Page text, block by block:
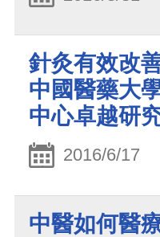
針灸有效改
中國醫藥大
中心卓越研
2016/6/17
中醫如何醫